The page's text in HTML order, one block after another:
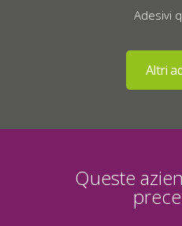
Adesivi
Queste